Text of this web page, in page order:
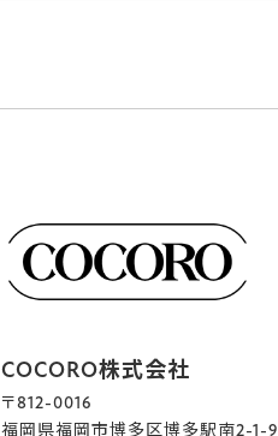
COCORO株式会社
〒812-0016
福岡県福岡市博多区博多駅南2-1-9